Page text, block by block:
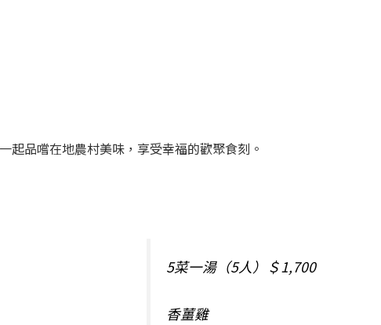
起品嚐在地農村美味，享受幸福的歡聚食刻。
5菜一湯（5人）＄1,700
香薑雞